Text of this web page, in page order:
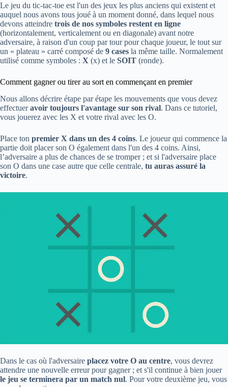
Le jeu du tic-tac-toe est l'un des jeux les plus anciens qui existent et
auquel nous avons tous joué à un moment donné, dans lequel nous
devons atteindre trois de nos symboles restent en ligne
(horizontalement, verticalement ou en diagonale) avant notre
adversaire, à raison d'un coup par tour pour chaque joueur, le tout sur
un « plateau » carré composé de 9 cases la même taille. Normalement
utilisé comme symboles : X (x) et le SOIT (ronde).
Comment gagner ou tirer au sort en commençant en premier
Nous allons décrire étape par étape les mouvements que vous devez
effectueravoir toujours l'avantage sur son rival. Dans ce tutoriel,
vous jouerez avec les X et votre rival avec les O.
Place ton premier X dans un des 4 coins. Le joueur qui commence la
partie doit placer son O également dans l'un des 4 coins. Ainsi,
l’adversaire a plus de chances de se tromper ; et si l'adversaire place
son O dans une case autre que celle centrale, tu auras assuré la
victoire.
Dans le cas où l'adversaire placez votre O au centre, vous devrez
attendre une nouvelle erreur pour gagner ; et s'il continue à bien jouer
le jeu se terminera par un match nul. Pour votre deuxième jeu, vous